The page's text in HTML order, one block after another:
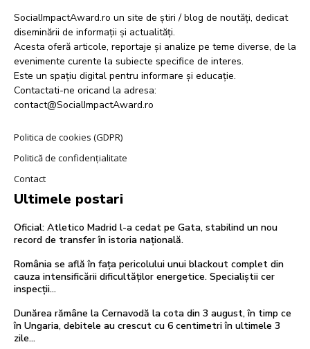
SocialImpactAward.ro un site de știri / blog de noutăți, dedicat
diseminării de informații și actualități.
Acesta oferă articole, reportaje și analize pe teme diverse, de la
evenimente curente la subiecte specifice de interes.
Este un spațiu digital pentru informare și educație.
Contactati-ne oricand la adresa:
contact@SocialImpactAward.ro
Politica de cookies (GDPR)
Politică de confidențialitate
Contact
Ultimele postari
Oficial: Atletico Madrid l-a cedat pe Gata, stabilind un nou
record de transfer în istoria națională.
România se află în fața pericolului unui blackout complet din
cauza intensificării dificultăților energetice. Specialiștii cer
inspecții…
Dunărea rămâne la Cernavodă la cota din 3 august, în timp ce
în Ungaria, debitele au crescut cu 6 centimetri în ultimele 3
zile...